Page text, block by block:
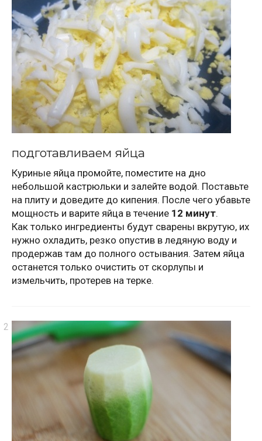
подготавливаем яйца
Куриные яйца промойте, поместите на дно
небольшой кастрюльки и залейте водой. Поставьте
на плиту и доведите до кипения. После чего убавьте
мощность и варите яйца в течение 12 минут.
Как только ингредиенты будут сварены вкрутую, их
нужно охладить, резко опустив в ледяную воду и
продержав там до полного остывания. Затем яйца
останется только очистить от скорлупы и
измельчить, протерев на терке.